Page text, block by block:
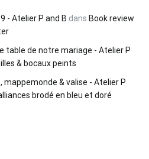
- Atelier P and B dans Book review
table de notre mariage - Atelier P
& bocaux peints
mappemonde & valise - Atelier P
brodé en bleu et doré